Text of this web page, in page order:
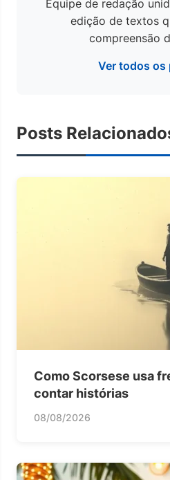
Equipe de redação
edição de textos
compreensão
Ver todos
Posts
Como Scorsese usa
contar histórias
08/08/2026